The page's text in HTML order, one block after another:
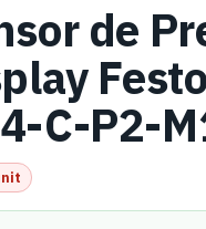
de
C-P2-